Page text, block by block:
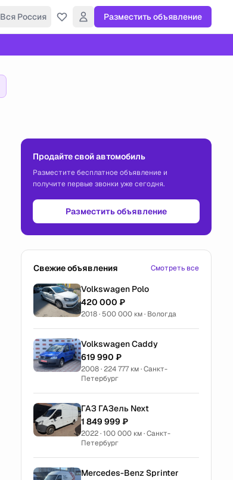
Вся Россия Разместить объявление
Продайте свой автомобиль
Разместите бесплатное объявление и
получите первые звонки уже сегодня.
Разместить объявление
Свежие объявления Смотреть все
Volkswagen Polo
420 000 ₽
2018 · 500 000 км · Вологда
Volkswagen Caddy
619 990 ₽
2008 · 224 777 км · Санкт-
Петербург
ГАЗ ГАЗель Next
1 849 999 ₽
2022 · 100 000 км · Санкт-
Петербург
Mercedes-Benz Sprinter